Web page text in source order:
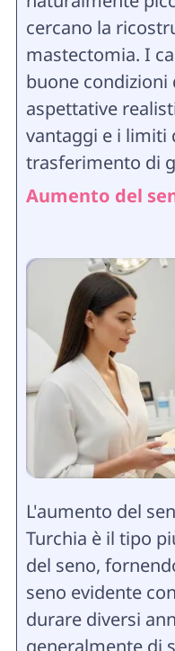
cercano la
mastectomia. I
buone condizioni
aspettative
vantaggi e i limiti
trasferimento di
Aumento del
L'aumento del
Turchia è il tipo
del seno,
seno evidente
durare diversi
generalmente di